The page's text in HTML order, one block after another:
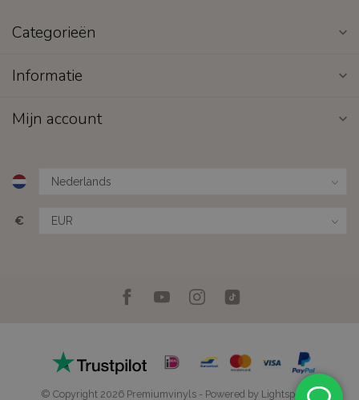
Categorieën
Informatie
Mijn account
€
© Copyright 2026 Premiumvinyls - Powered by Lightspeed-